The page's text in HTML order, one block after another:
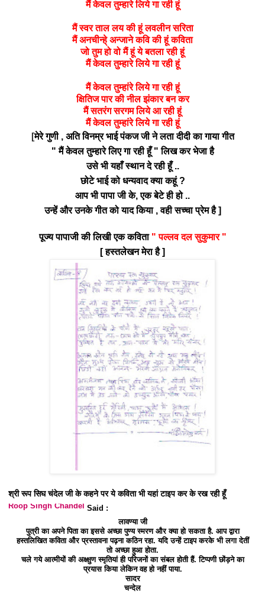
मैं केवल तुम्हारे लिये गा रही हूं
मैं स्वर ताल लय की हूं लवलीन सरिता
मैं अनचीन्हे् अन्जाने कवि की हूं कविता
जो तुम हो वो मैं हूं ये बतला रही हूं
मैं केवल तुम्हारे लिये गा रही हूं
मैं केवल तुम्हांरे लिये गा रही हूं
क्षितिज पार की नील झंकार बन कर
मैं सतरंग सरगम लिये आ रही हूं
मैं केवल तुम्हांरे लिये गा रही हूं
[मेरे गुणी , अति विनम्र भाई पंकज जी ने लता दीदी का गाया गीत
" मैं केवल तुम्हारे लिए गा रही हूँ " लिख कर भेजा है
उसे भी यहाँ स्थान दे रही हूँ ..
छोटे भाई को धन्यवाद क्या कहूं ?
आप भी पापा जी के, एक बेटे ही हो ..
उन्हें और उनके गीत को याद किया , वही सच्चा प्रेम है ]
पूज्य पापाजी की लिखी एक कविता " पल्लव दल सुकुमार "
[ हस्तलेखन मेरा है ]
श्री रूप सिघ चंदेल जी के कहने पर ये कविता भी यहां टाइप कर के रख रही हूँ
Roop Singh Chandel Said :
लावण्या जी
पुत्री का अपने पिता का इससे अच्छा पुण्य स्मरण और क्या हो सकता है. आप द्वारा
हस्तलिखित कविता और प्रस्तावना पढ़ना कठिन रहा. यदि उन्हें टाइप करके भी लगा देतीं
तो अच्छा हुआ होता.
चले गये आत्मीयों की अक्ष्क्षुण स्मृतियां ही परिजनों का संबल होती हैं. टिप्पणी छोंड़ने का
प्रयास किया लेकिन वह हो नहीं पाया.
सादर
चन्देल